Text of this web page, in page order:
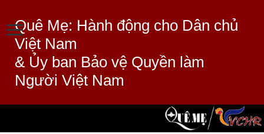
Quê Mẹ: Hành động cho Dân chủ
Việt Nam
& Ủy ban Bảo vệ Quyền làm
Người Việt Nam